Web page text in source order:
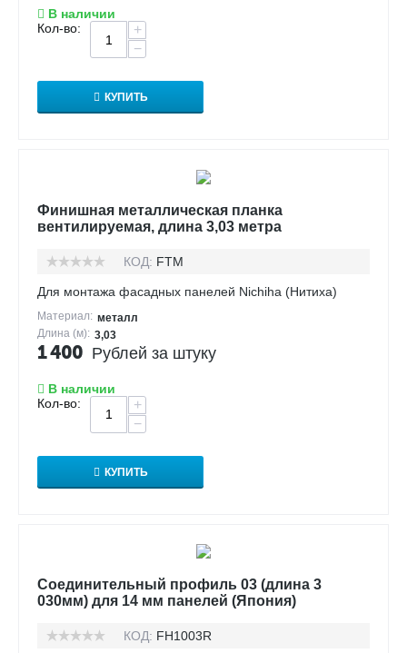
В наличии
Кол-во:
+
−
КУПИТЬ
Финишная металлическая планка
вентилируемая, длина 3,03 метра
КОД: FTM
Для монтажа фасадных панелей Nichiha (Нитиха)
Материал: металл
Длина (м): 3,03
1 400 Рублей за штуку
В наличии
Кол-во:
+
−
КУПИТЬ
Соединительный профиль 03 (длина 3
030мм) для 14 мм панелей (Япония)
КОД: FH1003R